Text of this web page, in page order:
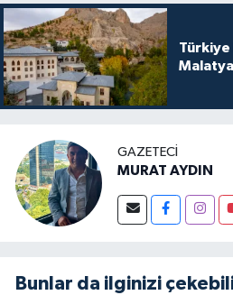
Türkiye
GAZETECI
MURAT AYDIN
Bunlar da ilginizi